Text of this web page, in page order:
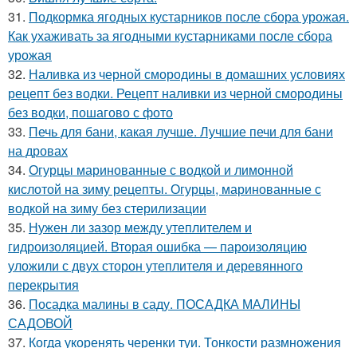
31. Подкормка ягодных кустарников после сбора урожая.
Как ухаживать за ягодными кустарниками после сбора
урожая
32. Наливка из черной смородины в домашних условиях
рецепт без водки. Рецепт наливки из черной смородины
без водки, пошагово с фото
33. Печь для бани, какая лучше. Лучшие печи для бани
на дровах
34. Огурцы маринованные с водкой и лимонной
кислотой на зиму рецепты. Огурцы, маринованные с
водкой на зиму без стерилизации
35. Нужен ли зазор между утеплителем и
гидроизоляцией. Вторая ошибка — пароизоляцию
уложили с двух сторон утеплителя и деревянного
перекрытия
36. Посадка малины в саду. ПОСАДКА МАЛИНЫ
САДОВОЙ
37. Когда укоренять черенки туи. Тонкости размножения